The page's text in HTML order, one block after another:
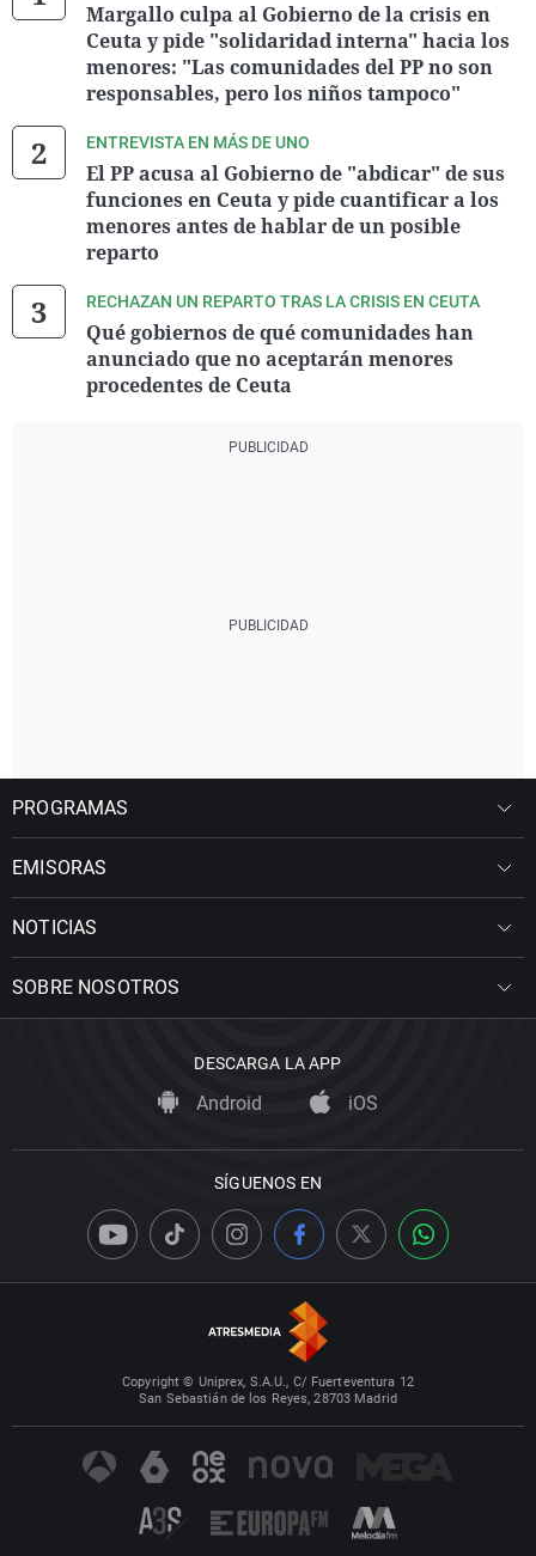
Margallo culpa al Gobierno de la crisis en
Ceuta y pide "solidaridad interna" hacia los
menores: "Las comunidades del PP no son
responsables, pero los niños tampoco"
ENTREVISTA EN MÁS DE UNO
El PP acusa al Gobierno de "abdicar" de sus
funciones en Ceuta y pide cuantificar a los
menores antes de hablar de un posible
reparto
RECHAZAN UN REPARTO TRAS LA CRISIS EN CEUTA
Qué gobiernos de qué comunidades han
anunciado que no aceptarán menores
procedentes de Ceuta
PROGRAMAS
EMISORAS
NOTICIAS
SOBRE NOSOTROS
DESCARGA LA APP
Android iOS
SÍGUENOS EN
Copyright © Uniprex, S.A.U., C/ Fuerteventura 12
San Sebastián de los Reyes, 28703 Madrid